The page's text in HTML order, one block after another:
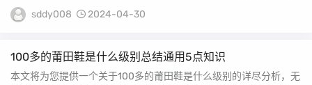
界，让您的知识储备更...
sddy008 2024-04-30
100多的莆田鞋是什么级别总结通用5点知识
本文将为您提供一个关于100多的莆田鞋是什么级别的详尽分析，无